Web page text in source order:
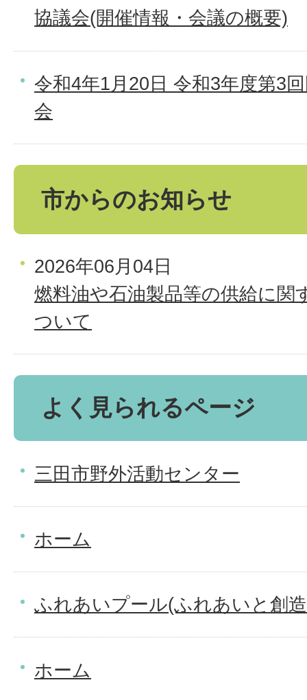
協議会(開催情報・会議の概要)
令和4年1月20日 令和3年度第3
会
市からのお知らせ
2026年06月04日
燃料油や石油製品等の供給に関
ついて
よく見られるページ
三田市野外活動センター
ホーム
ふれあいプール(ふれあいと創
ホーム